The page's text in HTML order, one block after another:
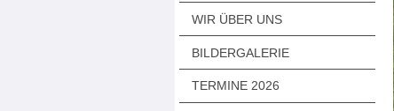
WIR ÜBER UNS
BILDERGALERIE
TERMINE 2026